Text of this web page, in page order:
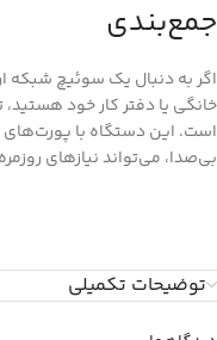
جمع‌بندی
اگر به دنبال یک سوئیچ شبکه
بی‌صدا، می‌تواند نیازهای
توضیحات تکمیلی